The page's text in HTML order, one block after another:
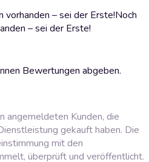
vorhanden – sei der Erste!Noch
– sei der Erste!
Bewertungen abgeben.
angemeldeten Kunden, die
gekauft haben. Die
mit den
überprüft und veröffentlicht.